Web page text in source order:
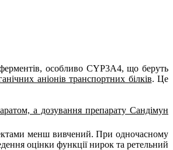
ферментів, особливо CYP3A4, що беруть
аніонів транспортних білків. Це
а дозування препарату Сандімун
менш вивчений. При одночасному
оцінки функції нирок та ретельний